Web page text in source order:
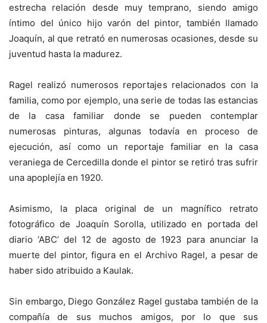
estrecha relación desde muy temprano, siendo amigo
íntimo del único hijo varón del pintor, también llamado
Joaquín, al que retrató en numerosas ocasiones, desde su
juventud hasta la madurez.
Ragel realizó numerosos reportajes relacionados con la
familia, como por ejemplo, una serie de todas las estancias
de la casa familiar donde se pueden contemplar
numerosas pinturas, algunas todavía en proceso de
ejecución, así como un reportaje familiar en la casa
veraniega de Cercedilla donde el pintor se retiró tras sufrir
una apoplejía en 1920.
Asimismo, la placa original de un magnífico retrato
fotográfico de Joaquín Sorolla, utilizado en portada del
diario ‘ABC’ del 12 de agosto de 1923 para anunciar la
muerte del pintor, figura en el Archivo Ragel, a pesar de
haber sido atribuido a Kaulak.
Sin embargo, Diego González Ragel gustaba también de la
compañía de sus muchos amigos, por lo que sus